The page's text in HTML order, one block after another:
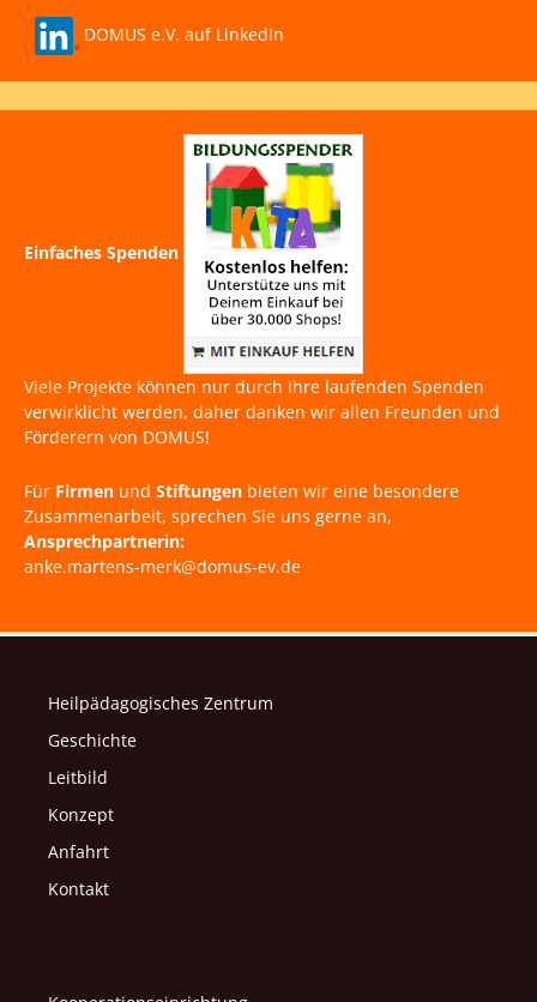
DOMUS e.V. auf LinkedIn
Einfaches Spenden
Viele Projekte können nur durch Ihre laufenden Spenden
verwirklicht werden, daher danken wir allen Freunden und
Förderern von DOMUS!
Für Firmen und Stiftungen bieten wir eine besondere
Zusammenarbeit, sprechen Sie uns gerne an,
Ansprechpartnerin:
anke.martens-merk@domus-ev.de
Heilpädagogisches Zentrum
Geschichte
Leitbild
Konzept
Anfahrt
Kontakt